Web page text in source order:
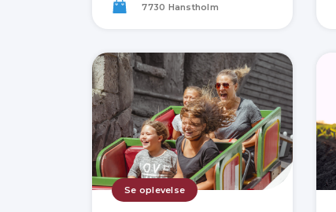
7730 Hanstholm
Se oplevelse